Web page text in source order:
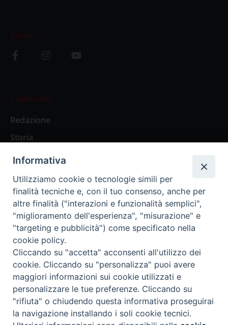
Social
L’editoriale
Redazione
Storia
Abbonamenti
Abbonamento Annuale Digitale
Abbonamento Annuale Cartaceo
Abbonamento Singola Copia Digitale
Redazione: Pavia, Piazza Duomo 11 - tel. 0382.24736 -
amministrazione@ilticino.it - repossi@ilticino.it - P.
IVA: 00213430184
Informativa
Utilizziamo cookie o tecnologie simili per
finalità tecniche e, con il tuo consenso, anche per
altre finalità ("interazioni e funzionalità semplici",
"miglioramento dell'esperienza", "misurazione" e
"targeting e pubblicità") come specificato nella
cookie policy.
Cliccando su "accetta" acconsenti all'utilizzo dei
cookie. Cliccando su "personalizza" puoi avere
maggiori informazioni sui cookie utilizzati e
personalizzare le tue preferenze. Cliccando su
"rifiuta" o chiudendo questa informativa proseguirai
la navigazione installando i soli cookie tecnici.